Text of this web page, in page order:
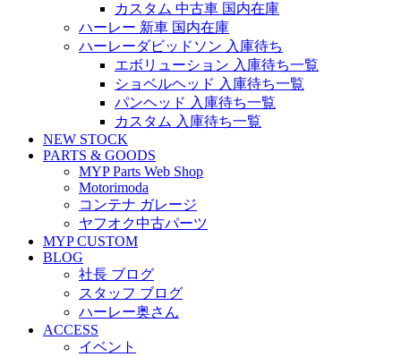
カスタム 中古車 国内在庫
ハーレー 新車 国内在庫
ハーレーダビッドソン 入庫待ち
エボリューション 入庫待ち一覧
ショベルヘッド 入庫待ち一覧
パンヘッド 入庫待ち一覧
カスタム 入庫待ち一覧
NEW STOCK
PARTS & GOODS
MYP Parts Web Shop
Motorimoda
コンテナ ガレージ
ヤフオク中古パーツ
MYP CUSTOM
BLOG
社長 ブログ
スタッフ ブログ
ハーレー奥さん
ACCESS
イベント